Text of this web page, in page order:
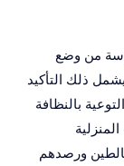
من وضع
ذلك التأكيد
بالنظافة
ورصدهم